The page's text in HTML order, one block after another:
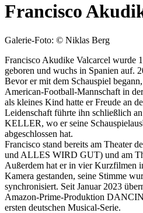
Francisco
Galerie-Foto: © Niklas Berg
Francisco Akudike Valcarcel wurde
geboren und wuchs in Spanien auf.
Bevor er mit dem Schauspiel
American-Football-Mannschaft in
als kleines Kind hatte er Freude an
Leidenschaft führte ihn schließlich
KELLER, wo er seine
abgeschlossen hat.
Francisco stand bereits am Theater
und ALLES WIRD GUT) und am
Außerdem hat er in vier Kurzfilmen
Kamera gestanden, seine Stimme
synchronisiert. Seit Januar 2023
Amazon-Prime-Produktion
ersten deutschen Musical-Serie.